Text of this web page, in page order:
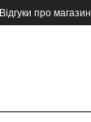
Відгуки про магазин